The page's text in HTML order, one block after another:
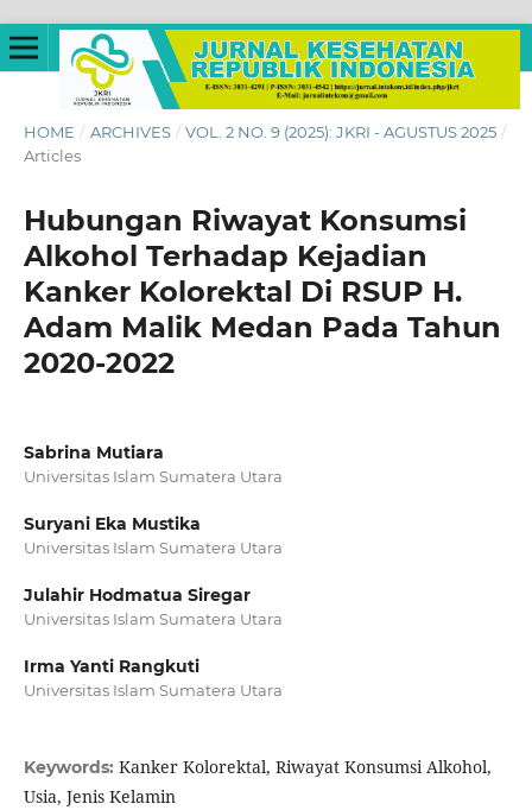
HOME / ARCHIVES / VOL. 2 NO. 9 (2025): JKRI - AGUSTUS 2025 /
Articles
Hubungan Riwayat Konsumsi
Alkohol Terhadap Kejadian
Kanker Kolorektal Di RSUP H.
Adam Malik Medan Pada Tahun
2020-2022
Sabrina Mutiara
Universitas Islam Sumatera Utara
Suryani Eka Mustika
Universitas Islam Sumatera Utara
Julahir Hodmatua Siregar
Universitas Islam Sumatera Utara
Irma Yanti Rangkuti
Universitas Islam Sumatera Utara
Keywords: Kanker Kolorektal, Riwayat Konsumsi Alkohol,
Usia, Jenis Kelamin